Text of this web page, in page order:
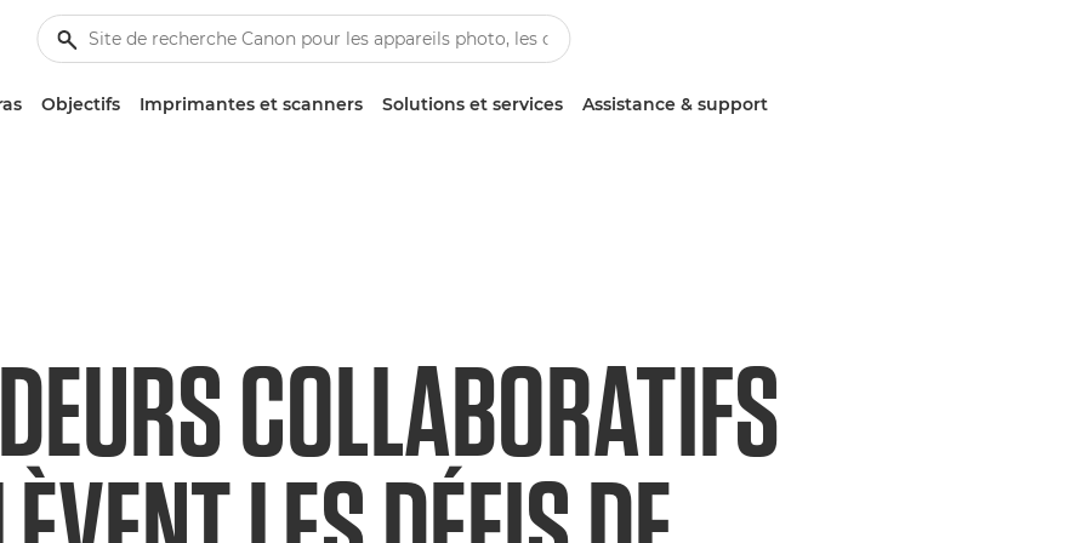
Objectifs Imprimantes et scanners Solutions et services Assistance & support
COLLABORATIFS